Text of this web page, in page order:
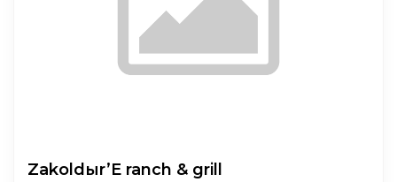
Zakoldыr’E ranch & grill